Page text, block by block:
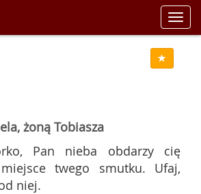
żoną Tobiasza
Pan nieba obdarzy cię
twego smutku. Ufaj,
niej.